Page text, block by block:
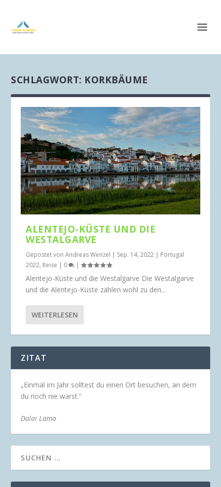
SCHLAGWORT: KORKBÄUME
ALENTEJO-KÜSTE UND DIE
WESTALGARVE
Gepostet vonAndreas Wenzel | Sep. 14, 2022 | Portugal
2022, Reise | 0 |
Alentejo-Küste und die Westalgarve Die Westalgarve
und die Alentejo-Küste zählen wohl zu den...
WEITERLESEN
ZITAT
„Einmal im Jahr solltest du einen Ort besuchen, an dem
du noch nie warst.“
Dalai Lama